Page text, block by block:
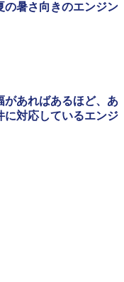
の暑さ向きのエンジン
があればあるほど、あ
に対応しているエンジ